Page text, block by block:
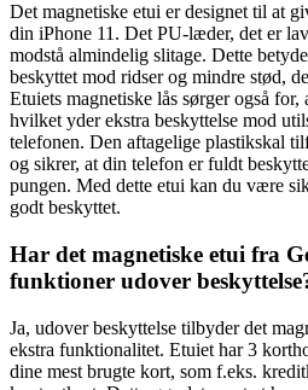
Det magnetiske etui er designet til at
din iPhone 11. Det PU-læder, det er
modstå almindelig slitage. Dette
beskyttet mod ridser og mindre stød,
Etuiets magnetiske lås sørger også
hvilket yder ekstra beskyttelse mod
telefonen. Den aftagelige plastikskal
og sikrer, at din telefon er fuldt
pungen. Med dette etui kan du være
godt beskyttet.
Har det magnetiske etui fra
funktioner udover
Ja, udover beskyttelse tilbyder det
ekstra funktionalitet. Etuiet har 3
dine mest brugte kort, som f.eks.